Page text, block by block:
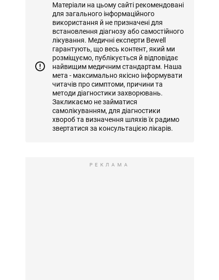
Матеріали на цьому сайті рекомендовані
для загального інформаційного
використання й не призначені для
встановлення діагнозу або самостійного
лікування. Медичні експерти Bewell
гарантують, що весь контент, який ми
розміщуємо, публікується й відповідає
найвищим медичним стандартам. Наша
мета - максимально якісно інформувати
читачів про симптоми, причини та
методи діагностики захворювань.
Закликаємо не займатися
самолікуванням, для діагностики
хвороб та визначення шляхів їх радимо
звертатися за консультацією лікарів.
РЕКЛАМА